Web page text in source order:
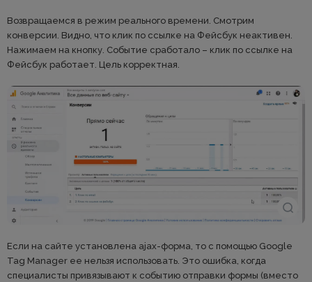
Возвращаемся в режим реального времени. Смотрим
конверсии. Видно, что клик по ссылке на Фейсбук неактивен.
Нажимаем на кнопку. Событие сработало – клик по ссылке на
Фейсбук работает. Цель корректная.
Если на сайте установлена ajax-форма, то с помощью Google
Tag Manager ее нельзя использовать. Это ошибка, когда
специалисты привязывают к событию отправки формы (вместо